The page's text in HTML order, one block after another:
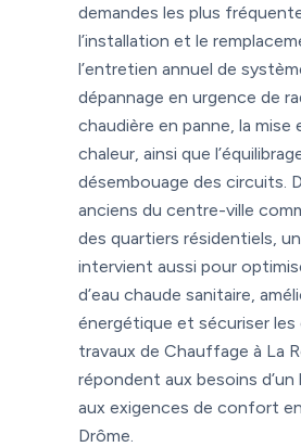
demandes les plus
l’installation et le
l’entretien annuel de
dépannage en urgence de
chaudière en panne, la mise
chaleur, ainsi que
désembouage des circuits.
anciens du centre-ville
des quartiers résidentiels,
intervient aussi pour
d’eau chaude sanitaire,
énergétique et sécuriser les
travaux de Chauffage à La
répondent aux besoins
aux exigences de confort
Drôme.